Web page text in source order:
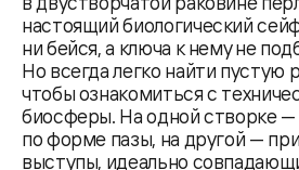
настоящий биологический
ни бейся, а ключа к нему не
Но всегда легко найти пустую
чтобы ознакомиться с
биосферы. На одной створке
по форме пазы, на другой —
выступы, идеально